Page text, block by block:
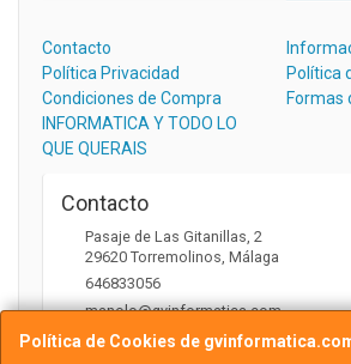
Política de Cookies de
Contacto
Política Privacidad
Política
Condiciones de Compra
Formas
INFORMATICA Y TODO LO
QUE QUERAIS
Contacto
Pasaje de Las Gitanillas, 2
29620 Torremolinos Málaga
646833056
manolo@gvinformatica.com